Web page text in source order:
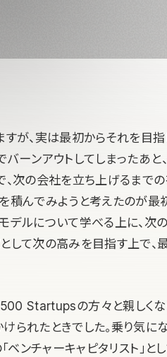
すが、実は最初からそれを目
ーンアウトしてしまったあと
、次の会社を立ち上げるまで
積んでみようと考えたのが最
デルについて学べる上に、次
して次の高みを目指す上で、
Startupsの方々と親しくな
られたときでした。乗り気に
ンチャーキャピタリスト」と